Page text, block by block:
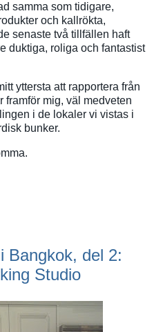
samma som tidigare,
och kallrökta,
senaste två tillfällen haft
duktiga, roliga och fantastist
yttersta att rapportera från
framför mig, väl medveten
i de lokaler vi vistas i
bunker.
Bangkok, del 2:
Studio